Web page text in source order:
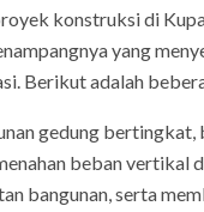
konstruksi di
yang
Berikut adalah
gedung bertingkat,
beban
bangunan, serta